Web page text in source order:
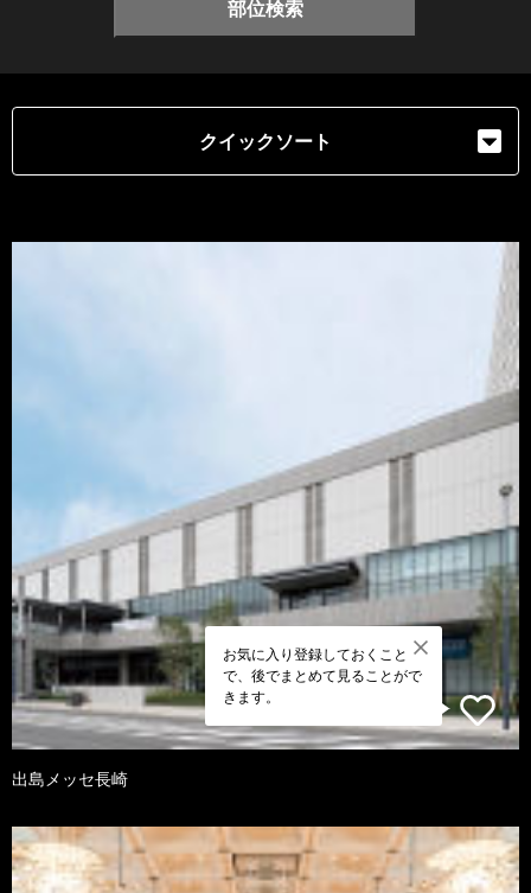
部位検索
クイックソート
お気に入り登録しておくこと
で、後でまとめて見ることがで
きます。
出島メッセ長崎